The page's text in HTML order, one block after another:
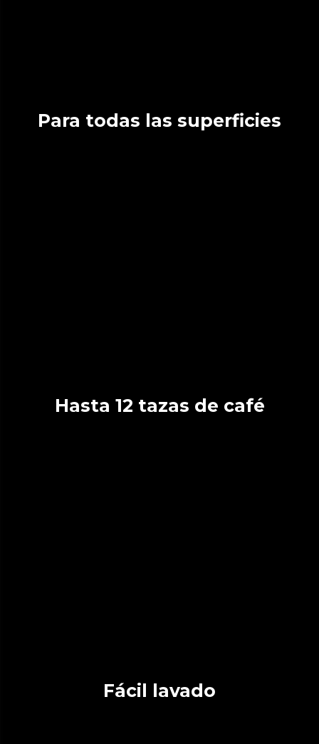
Para todas las superficies
Hasta 12 tazas de café
Fácil lavado